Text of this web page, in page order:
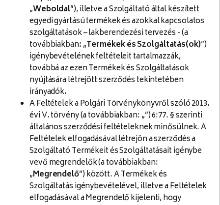
„Weboldal”), illetve a Szolgáltató által készített
egyedi gyártású termékek és azokkal kapcsolatos
szolgáltatások – lakberendezési tervezés - (a
továbbiakban: „Termékek és Szolgáltatás(ok)”)
igénybevételének feltételeit tartalmazzák,
továbbá az ezen Termékek és Szolgáltatások
nyújtására létrejött szerződés tekintetében
irányadók.
A Feltételek a Polgári Törvénykönyvről szóló 2013.
évi V. törvény (a továbbiakban: „”) 6:77. § szerinti
általános szerződési feltételeknek minősülnek. A
Feltételek elfogadásával létrejön a szerződés a
Szolgáltató Termékeit és Szolgáltatásait igénybe
vevő megrendelők (a továbbiakban:
„Megrendelő”) között. A Termékek és
Szolgáltatás igénybevételével, illetve a Feltételek
elfogadásával a Megrendelő kijelenti, hogy